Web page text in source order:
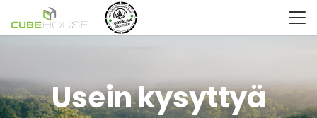
Usein kysyttyä